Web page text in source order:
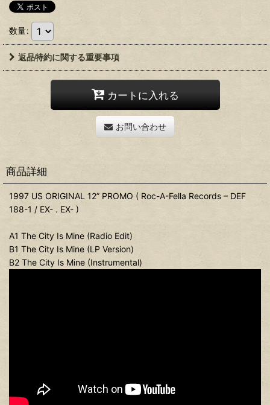
数量:
返品特約に関する重要事項
カートに入れる
お問い合わせ
商品詳細
1997 US ORIGINAL 12” PROMO ( Roc-A-Fella Records – DEF
188-1 / EX- . EX- )
A1 The City Is Mine (Radio Edit)
B1 The City Is Mine (LP Version)
B2 The City Is Mine (Instrumental)